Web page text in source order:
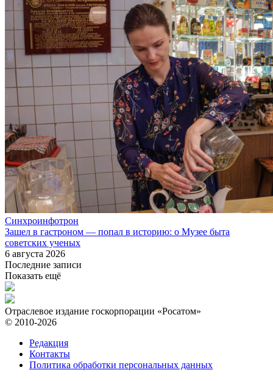
Синхроинфотрон
Зашел в гастроном — попал в историю: о Музее быта
советских ученых
6 августа 2026
Последние записи
Показать ещё
Отраслевое издание госкорпорации «Росатом»
© 2010-2026
Редакция
Контакты
Политика обработки персональных данных